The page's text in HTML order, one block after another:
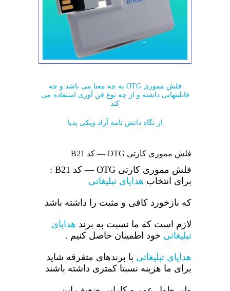
فلش مموری OTG به چه معنا می باشد و چه
قابلیتهایی داشته و از چه نوع فن آوری استفاده می
کند
از نگاه دانش نامه آزاد ویکی پدیا
فلش مموری کارتی OTG — کد B21
فلش مموری کارتی OTG — کد B21 :
برای انتخاب هدایای تبلیغاتی
که بازخورد کافی و مثبت را داشته باشد
لازم است که ما نسبت به برند هدایای
تبلیغاتی خود اطمینان حاصل کنیم .
هدایای تبلیغاتی با برندهای متفرقه شاید
برای ما هزینه نسبتا کمتری داشته باشند